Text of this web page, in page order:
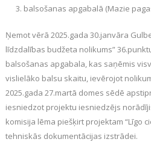
balsošanas apgabalā (Mazie
Ņemot vērā 2025.gada 30.janvāra
līdzdalības budžeta nolikums”
balsošanas apgabala, kas saņēmis
vislielāko balsu skaitu, ievērojot
2025.gada 27.martā domes sēdē
iesniedzot projektu iesniedzējs
komisija lēma piešķirt projektam “Līgo
tehniskās dokumentācijas izstrādei.